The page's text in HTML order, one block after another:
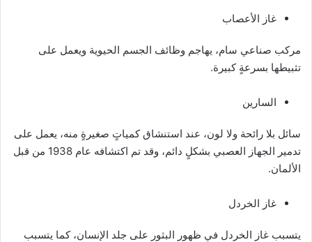
غاز الأعصاب
مركب صناعي سام، يهاجم وظائف الجسم الحيوية ويعمل على
تثبيطها بسرعةٍ كبيرة.
السارين
سائل بلا رائحة ولا لون، عند استنشاق كمياتٍ صغيرةٍ منه، يعمل على
تدمير الجهاز العصبي بشكلٍ دائم، وقد تم اكتشافه عام 1938 من قبل
الألمان.
غاز الخردل
يتسبب غاز الخردل في ظهور البثور على جلد الإنسان، كما يتسبب